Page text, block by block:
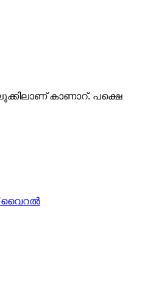
കാണാറ്. പക്ഷെ
വൈറൽ